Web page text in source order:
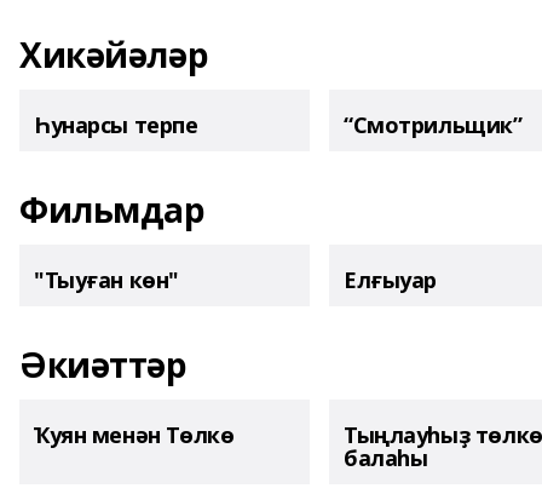
Хикәйәләр
Һунарсы терпе “Смотрильщик”
Фильмдар
"Тыуған көн" Елғыуар
Әкиәттәр
Ҡуян менән Төлкө Тыңлауһыҙ төлкө
балаһы